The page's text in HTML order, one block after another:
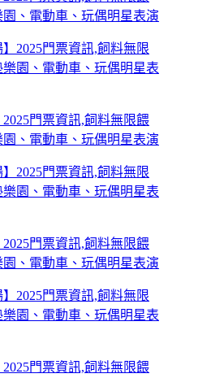
、電動車、玩偶明星表演
門票資訊,飼料無限餵
、電動車、玩偶明星表演
門票資訊,飼料無限餵
、電動車、玩偶明星表演
門票資訊,飼料無限餵